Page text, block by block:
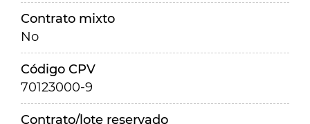
Contrato mixto
No
Código CPV
70123000-9
Contrato/lote reservado